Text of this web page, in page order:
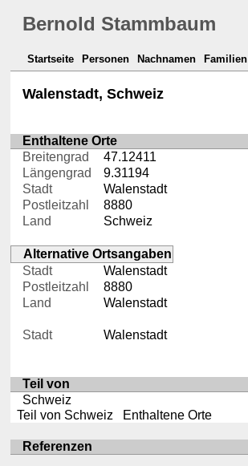
Bernold Stammbaum
Startseite Personen Nachnamen Familien
Walenstadt, Schweiz
Enthaltene Orte
Breitengrad
47.12411
Längengrad
9.31194
Stadt
Walenstadt
Postleitzahl
8880
Land
Schweiz
Alternative Ortsangaben
Stadt
Walenstadt
Postleitzahl
8880
Land
Walenstadt
Stadt Walenstadt
Teil von
Schweiz
Teil von Schweiz Enthaltene Orte
Referenzen